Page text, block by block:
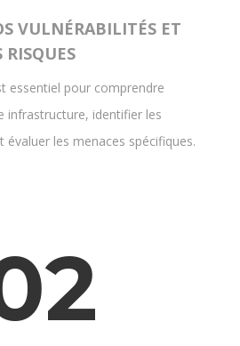
VULNÉRABILITÉS ET
RISQUES
essentiel pour comprendre
infrastructure, identifier les
les menaces spécifiques.